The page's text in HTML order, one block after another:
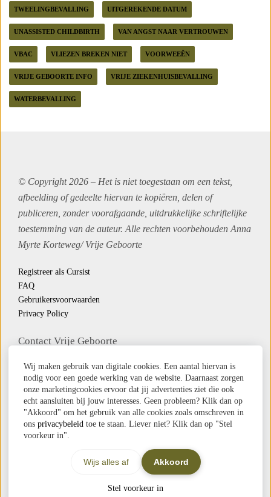
TWEELINGBEVALLING UITGEREKENDE DATUM
UNASSISTED CHILDBIRTH VAN ANGST NAAR VERTROUWEN
VBAC VLIEZEN BREKEN NIET VOORWEEËN
VRIJE GEBOORTE INFO VRIJE ZIEKENHUISBEVALLING
WATERBEVALLING
© Copyright 2026 – Het is niet toegestaan om een tekst,
afbeelding of gedeelte hiervan te kopiëren, delen of
publiceren, zonder voorafgaande, uitdrukkelijke schriftelijke
toestemming van de auteur. Alle rechten voorbehouden Anna
Myrte Korteweg/Vrije Geboorte
Registreer als Cursist
FAQ
Gebruikersvoorwaarden
Privacy Policy
Contact Vrije Geboorte
Email
Veel beeld op deze website komt uit ‘Mijn reis naar
binnen’ en is gemaakt doorJilke Pet
Wij maken gebruik van digitale cookies. Een aantal hiervan is
nodig voor een goede werking van de website. Daarnaast zorgen
onze marketingcookies ervoor dat jij advertenties ziet die ook
echt aansluiten bij jouw interesses. Geen probleem? Klik dan op
"Akkoord" om het gebruik van alle cookies zoals omschreven in
ons privacybeleid toe te staan. Liever niet? Klik dan op "Stel
voorkeur in".
Stel voorkeur in
Wijs alles af Akkoord